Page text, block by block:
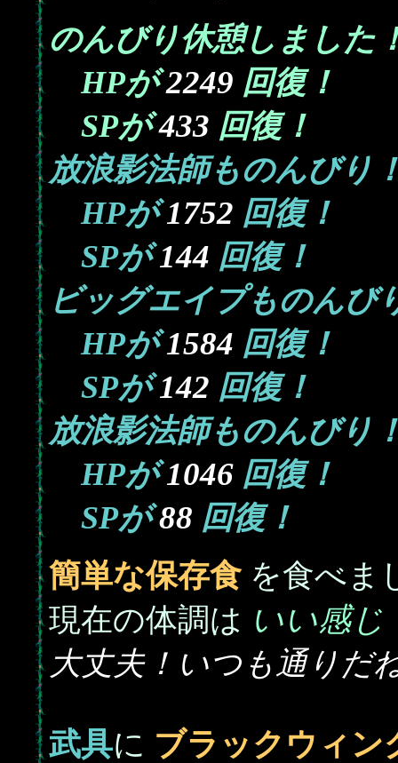
のんびり休憩しました
HPが2249 回復！
SPが433 回復！
放浪影法師ものんびり
HPが1752 回復！
SPが144 回復！
ビッグエイプものんび
HPが1584 回復！
SPが142 回復！
放浪影法師ものんびり
HPが1046 回復！
SPが88 回復！
簡単な保存食を食べま
現在の体調は いい感じ
大丈夫！いつも通りだ
武具に ブラックウィン